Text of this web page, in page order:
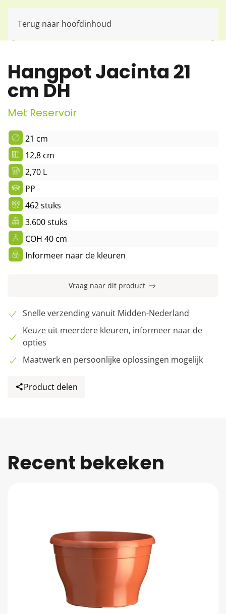
Terug naar hoofdinhoud
Hangpot Jacinta 21
cm DH
Met Reservoir
21 cm
12,8 cm
2,70 L
PP
462 stuks
3.600 stuks
COH 40 cm
Informeer naar de kleuren
Vraag naar dit product
Snelle verzending vanuit Midden-Nederland
Keuze uit meerdere kleuren, informeer naar de
opties
Maatwerk en persoonlijke oplossingen mogelijk
Product delen
Recent bekeken